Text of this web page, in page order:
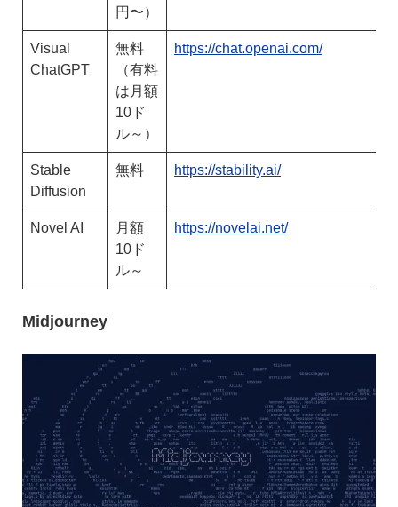
円〜）
Visual
ChatGPT
無料
（有料
は月額
10ド
ル～）
https://chat.openai.com/
Stable
Diffusion
無料 https://stability.ai/
Novel AI
月額
10ド
ル～
https://novelai.net/
Midjourney